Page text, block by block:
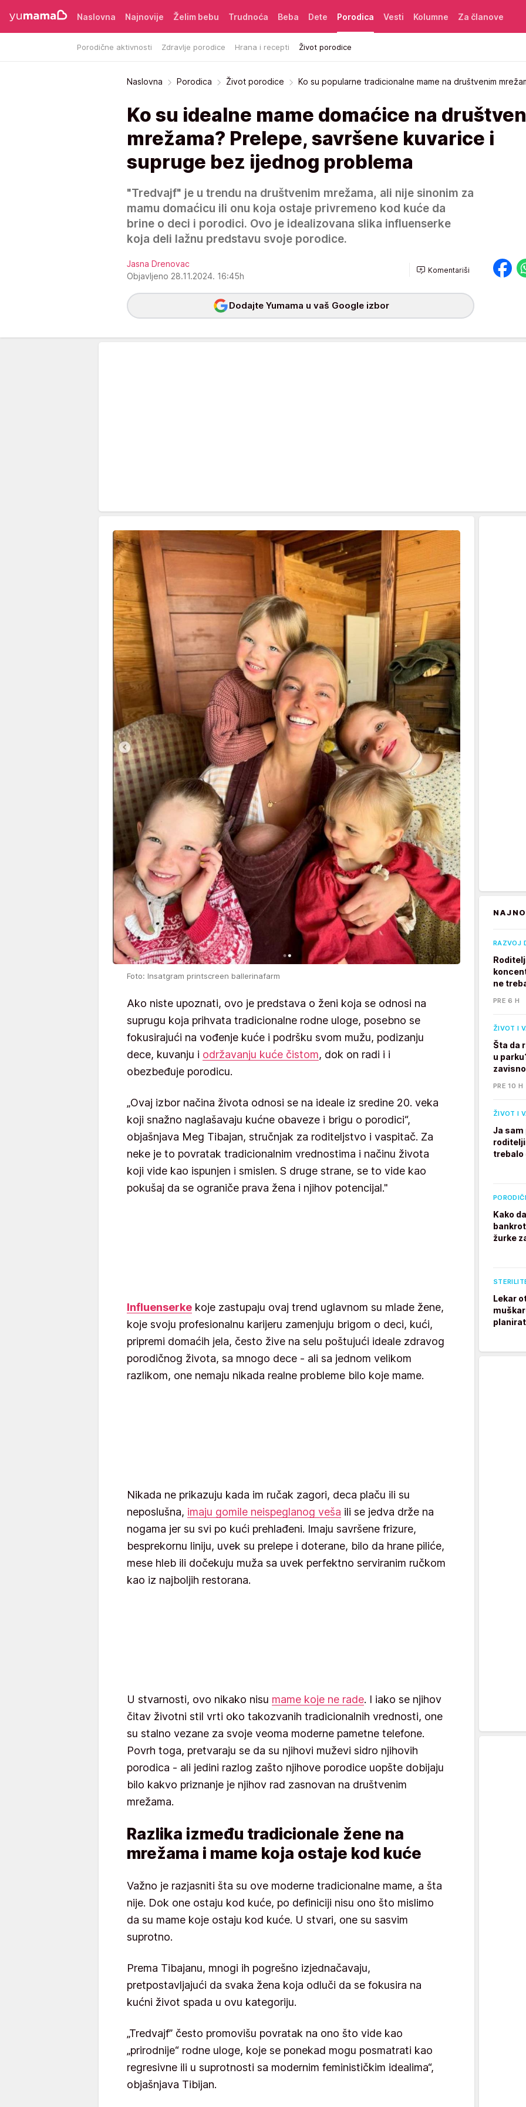
Naslovna Najnovije Želim bebu Trudnoća Beba Dete Porodica
Porodične aktivnosti Zdravlje porodice Hrana i recepti Život porodice
Vesti Kolumne Za članove
Naslovna Porodica Život porodice Ko su popularne tradicionalne mame na društvenim
Ko su idealne mame domaćice na
mrežama? Prelepe, savršene kuvarice i
supruge bez ijednog problema
"Tredvajf" je u trendu na društvenim mrežama, ali nije sinonim za
mamu domaćicu ili onu koja ostaje privremeno kod kuće da
brine o deci i porodici. Ovo je idealizovana slika influenserke
koja deli lažnu predstavu svoje porodice.
Jasna Drenovac
Objavljeno 28.11.2024. 16:45h
Komentariši
Dodajte Yumama u vaš Google izbor
Foto: Insatgram printscreen ballerinafarm
Ako niste upoznati, ovo je predstava o ženi koja se odnosi na
suprugu koja prihvata tradicionalne rodne uloge, posebno se
fokusirajući na vođenje kuće i podršku svom mužu, podizanju
dece, kuvanju i održavanju kuće čistom, dok on radi i i
obezbeđuje porodicu.
„Ovaj izbor načina života odnosi se na ideale iz sredine 20. veka
koji snažno naglašavaju kućne obaveze i brigu o porodici“,
objašnjava Meg Tibajan, stručnjak za roditeljstvo i vaspitač. Za
neke je to povratak tradicionalnim vrednostima i načinu života
koji vide kao ispunjen i smislen. S druge strane, se to vide kao
pokušaj da se ograniče prava žena i njihov potencijal."
Influenserke koje zastupaju ovaj trend uglavnom su mlade žene,
koje svoju profesionalnu karijeru zamenjuju brigom o deci, kući,
pripremi domaćih jela, često žive na selu poštujući ideale zdravog
porodičnog života, sa mnogo dece - ali sa jednom velikom
razlikom, one nemaju nikada realne probleme bilo koje mame.
Nikada ne prikazuju kada im ručak zagori, deca plaču ili su
neposlušna, imaju gomile neispeglanog veša ili se jedva drže na
nogama jer su svi po kući prehlađeni. Imaju savršene frizure,
besprekornu liniju, uvek su prelepe i doterane, bilo da hrane piliće,
mese hleb ili dočekuju muža sa uvek perfektno serviranim ručkom
kao iz najboljih restorana.
U stvarnosti, ovo nikako nisu mame koje ne rade. I iako se njihov
čitav životni stil vrti oko takozvanih tradicionalnih vrednosti, one
su stalno vezane za svoje veoma moderne pametne telefone.
Povrh toga, pretvaraju se da su njihovi muževi sidro njihovih
porodica - ali jedini razlog zašto njihove porodice uopšte dobijaju
bilo kakvo priznanje je njihov rad zasnovan na društvenim
mrežama.
Razlika između tradicionale žene na
mrežama i mame koja ostaje kod kuće
Važno je razjasniti šta su ove moderne tradicionalne mame, a šta
nije. Dok one ostaju kod kuće, po definiciji nisu ono što mislimo
da su mame koje ostaju kod kuće. U stvari, one su sasvim
suprotno.
Prema Tibajanu, mnogi ih pogrešno izjednačavaju,
pretpostavljajući da svaka žena koja odluči da se fokusira na
kućni život spada u ovu kategoriju.
„Tredvajf” često promovišu povratak na ono što vide kao
„prirodnije“ rodne uloge, koje se ponekad mogu posmatrati kao
regresivne ili u suprotnosti sa modernim feminističkim idealima“,
objašnjava Tibijan.
RAZVOJ
ne
PRE 6 H
ŽIVOT I
Šta da
u
PRE 10 H
ŽIVOT I
Ja sam
trebalo
Kako
žurke
Lekar